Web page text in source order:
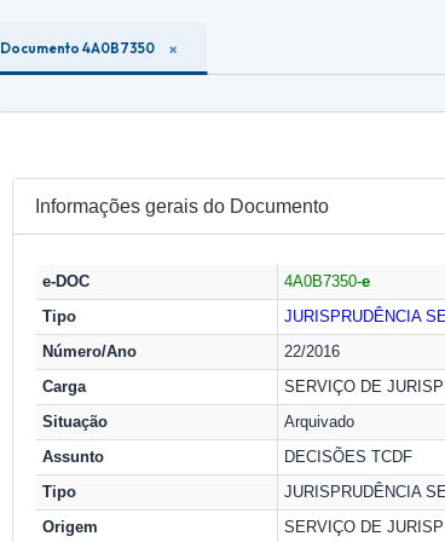
Documento 4A0B7350
Informações gerais do Documento
e-DOC 4A0B7350-e
Tipo
JURISPRUDÊNCIA
Número/Ano
22/2016
Carga
SERVIÇO DE
Situação
Arquivado
Assunto
DECISÕES TCDF
Tipo
JURISPRUDÊNCIA
Origem
SERVIÇO DE